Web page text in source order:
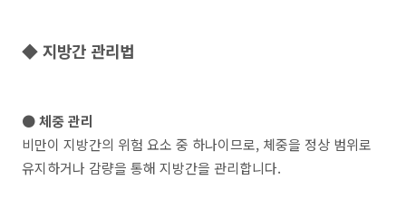
◆ 지방간 관리법
● 체중 관리
비만이 지방간의 위험 요소 중 하나이므로, 체중을 정상 범위로
유지하거나 감량을 통해 지방간을 관리합니다.